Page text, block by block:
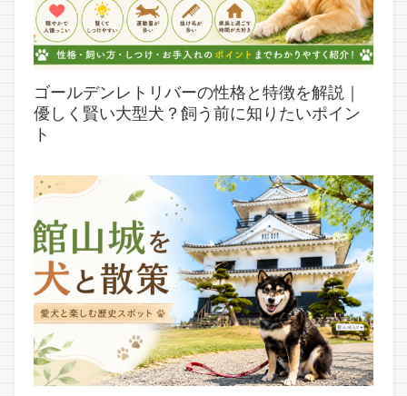
ゴールデンレトリバーの性格と特徴を解説｜
優しく賢い大型犬？飼う前に知りたいポイン
ト